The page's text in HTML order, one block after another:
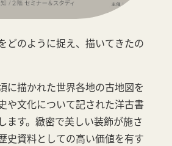
どのように捉え、描いてきたの
に描かれた世界各地の古地図を
や文化について記された洋古書
ます。緻密で美しい装飾が施さ
史資料としての高い価値を有す